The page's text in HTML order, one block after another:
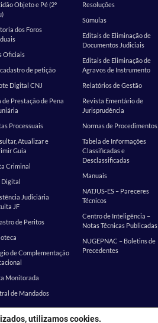
Objeto e Pé (2º
dos Foros
Oficiais
de petição
Digital CNJ
de Prestação de Pena
Processuais
Atualizar e
Guia
Criminal
Digital
Judiciária
JF
de Peritos
de Complementação
Monitorada
de Mandados
Resoluções
Súmulas
Editais de Eliminação de
Documentos Judiciais
Editais de Eliminação de
Agravos de Instrumento
Relatórios de Gestão
Revista Ementário de
Jurisprudência
Normas de Procedimentos
Tabela de Informações
Classificadas e
Desclassificadas
Manuais
NATJUS-ES – Pareceres
Técnicos
Centro de Inteligência –
Notas Técnicas Publicadas
NUGEPNAC – Boletins de
Precedentes
utilizamos cookies.